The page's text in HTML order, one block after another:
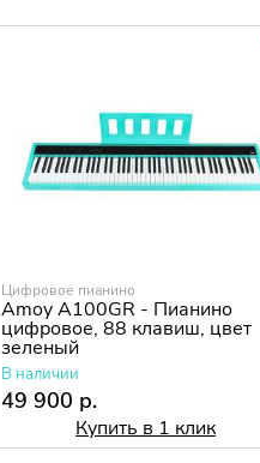
Цифровое пианино
Amoy A100GR - Пианино
цифровое, 88 клавиш, цвет
зеленый
В наличии
49 900 р.
Купить в 1 клик